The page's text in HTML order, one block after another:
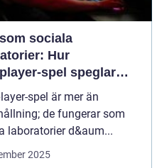
sociala
Hur
spel speglar
beteende
spel är mer än
de fungerar som
laboratorier d&aum...
2025